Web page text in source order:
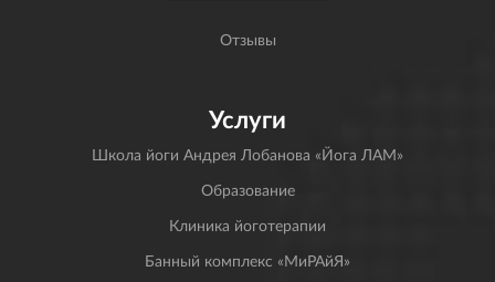
Отзывы
Услуги
Школа йоги Андрея Лобанова «Йога ЛАМ»
Образование
Клиника йоготерапии
Банный комплекс «МиРАйЯ»